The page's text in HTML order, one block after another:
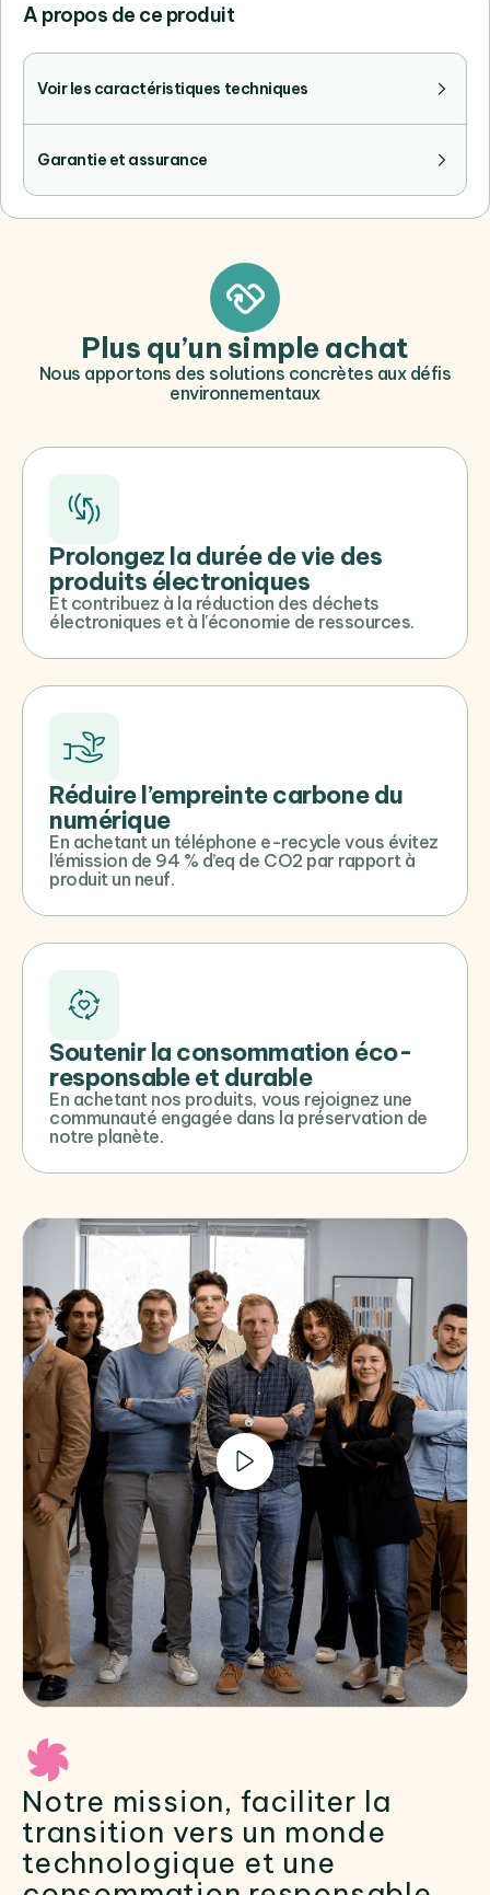
A propos de ce produit
Voir les caractéristiques techniques
Garantie et assurance
Plus qu’un simple achat
Nous apportons des solutions concrètes aux défis
environnementaux
Prolongez la durée de vie des
produits électroniques
Et contribuez à la réduction des déchets
électroniques et à l'économie de ressources.
Réduire l’empreinte carbone du
numérique
En achetant un téléphone e-recycle vous évitez
l’émission de 94 % d’eq de CO2 par rapport à
produit un neuf.
Soutenir la consommation éco-
responsable et durable
En achetant nos produits, vous rejoignez une
communauté engagée dans la préservation de
notre planète.
Notre mission, faciliter la
transition vers un monde
technologique et une